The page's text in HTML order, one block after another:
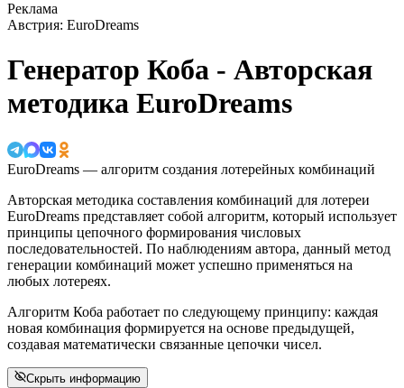
Реклама
Австрия: EuroDreams
Генератор Коба - Авторская
методика EuroDreams
EuroDreams — алгоритм создания лотерейных комбинаций
Авторская методика составления комбинаций для лотереи
EuroDreams представляет собой алгоритм, который использует
принципы цепочного формирования числовых
последовательностей. По наблюдениям автора, данный метод
генерации комбинаций может успешно применяться на
любых лотереях.
Алгоритм Коба работает по следующему принципу: каждая
новая комбинация формируется на основе предыдущей,
создавая математически связанные цепочки чисел.
Скрыть информацию